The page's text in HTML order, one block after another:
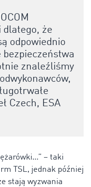
dlatego, że
odpowiednio
znaleźliśmy
Czech, ESA
– taki
TSL, jednak później
stają wyzwania